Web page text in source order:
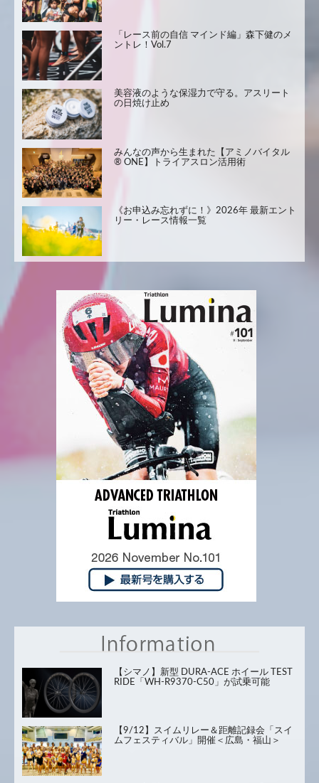
「レース前の自信 マインド編」森下健のメ
ントレ！Vol.7
美容液のような保湿力で守る。アスリート
の日焼け止め
みんなの声から生まれた【アミノバイタル
® ONE】トライアスロン活用術
《お申込み忘れずに！》2026年 最新エント
リー・レース情報一覧
【シマノ】新型 DURA-ACE ホイール TEST
RIDE「WH-R9370-C50」が試乗可能
【9/12】スイムリレー＆距離記録会「スイ
ムフェスティバル」開催＜広島・福山＞